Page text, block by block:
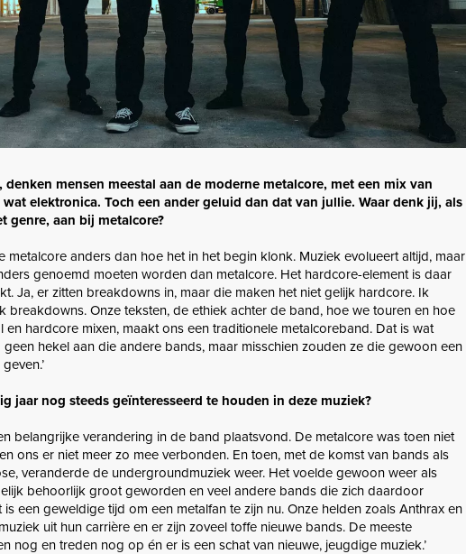
denken mensen meestal aan de moderne metalcore, met een mix van
elektronica. Toch een ander geluid dan dat van jullie. Waar denk jij, als
genre, aan bij metalcore?
metalcore anders dan hoe het in het begin klonk. Muziek evolueert altijd, maar
genoemd moeten worden dan metalcore. Het hardcore-element is daar
Ja, er zitten breakdowns in, maar die maken het niet gelijk hardcore. Ik
breakdowns. Onze teksten, de ethiek achter de band, hoe we touren en hoe
en hardcore mixen, maakt ons een traditionele metalcoreband. Dat is wat
hekel aan die andere bands, maar misschien zouden ze die gewoon een
jaar nog steeds geïnteresseerd te houden in deze muziek?
belangrijke verandering in de band plaatsvond. De metalcore was toen niet
ons er niet meer zo mee verbonden. En toen, met de komst van bands als
veranderde de undergroundmuziek weer. Het voelde gewoon weer als
behoorlijk groot geworden en veel andere bands die zich daardoor
een geweldige tijd om een metalfan te zijn nu. Onze helden zoals Anthrax en
uit hun carrière en er zijn zoveel toffe nieuwe bands. De meeste
nog en treden nog op én er is een schat van nieuwe, jeugdige muziek.’